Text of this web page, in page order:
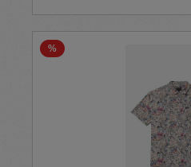
gefertigt, wodurch es sich
Baumwolle
%